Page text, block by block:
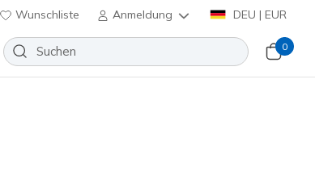
Wunschliste Anmeldung DEU | EUR
0